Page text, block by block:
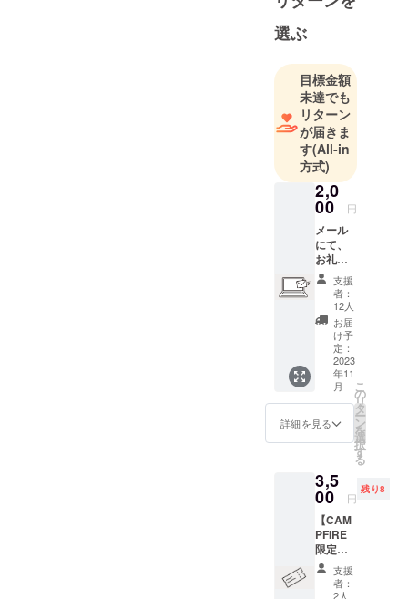
選ぶ
目標金額
未達でも
リターン
が届きま
す(All-in
方式)
2,0
00 円
メール
にて、
お礼の
メッ
セージ
をお送
りさせ
ていた
だきま
す。 心
を込め
て、お
一人お
一人に
メッ
せてい
ただき
ます。
※メッ
セージ
の中で
お名前
を記載
いたし
支援
者：
12人
お届
け予
定：
2023
年11
月
詳細を見る
こ
の
リ
タ
ー
ン
を
選
択
す
る
3,5
00 円
残り8
【CAM
PFIRE
限定・
早割10
名限
定】正
支援
者：
2人